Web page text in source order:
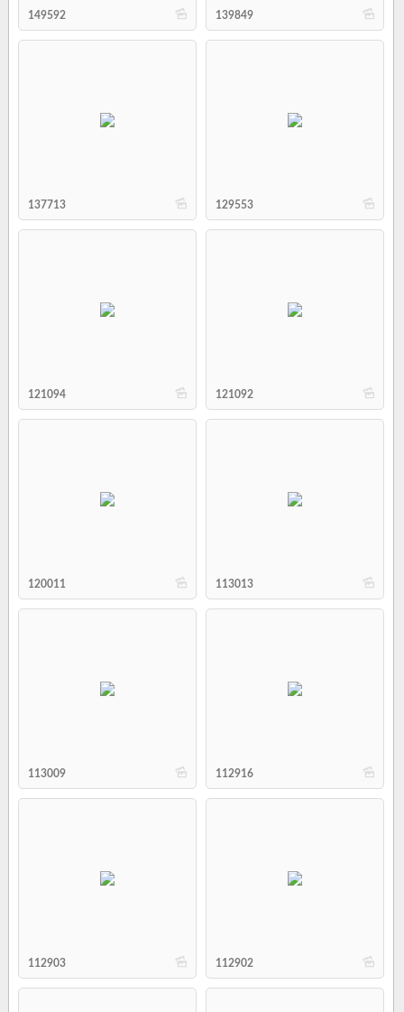
b
149592 b
139849
b
137713 b
129553
b
121094 b
121092
b
120011 b
113013
b
113009 b
112916
b
112903 b
112902